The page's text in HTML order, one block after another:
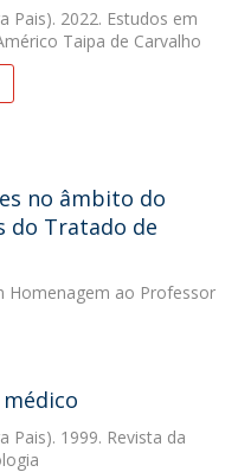
Pais). 2022. Estudos em
Taipa de Carvalho
no âmbito do
do Tratado de
Homenagem ao Professor
Pais). 1999. Revista da